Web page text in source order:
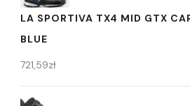
LA SPORTIVA TX4 MID GTX
BLUE
721,59zł